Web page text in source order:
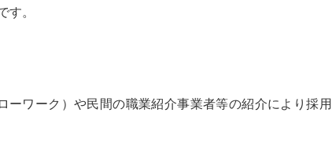
。
ワーク）や民間の職業紹介事業者等の紹介により採